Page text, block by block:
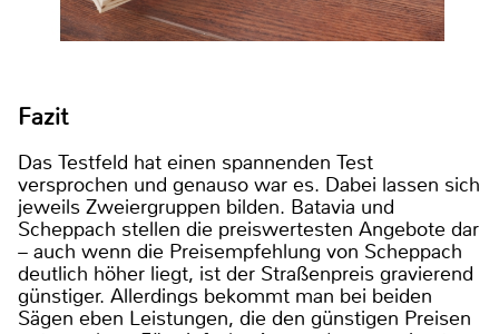
Fazit
Das Testfeld hat einen spannenden Test
versprochen und genauso war es. Dabei lassen sich
jeweils Zweiergruppen bilden. Batavia und
Scheppach stellen die preiswertesten Angebote dar
– auch wenn die Preisempfehlung von Scheppach
deutlich höher liegt, ist der Straßenpreis gravierend
günstiger. Allerdings bekommt man bei beiden
Sägen eben Leistungen, die den günstigen Preisen